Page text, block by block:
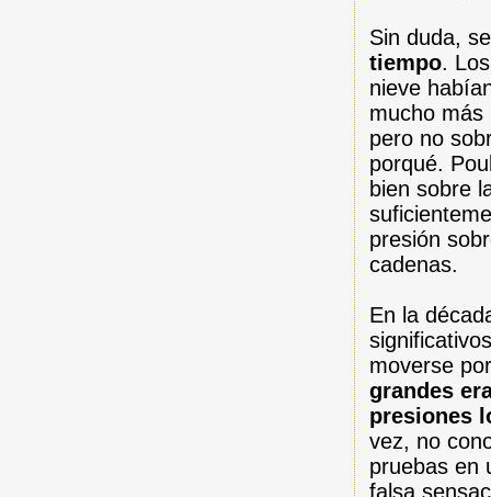
Sin duda,
tiempo.
nieve
mucho más
pero no
porqué.
bien sobre
presión
cadenas.
En la
moverse
grandes
presiones
vez, no
pruebas en
falsa